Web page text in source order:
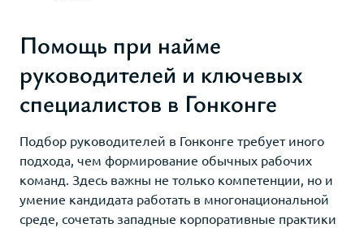
Помощь при найме
руководителей и ключевых
специалистов в Гонконге
Подбор руководителей в Гонконге требует иного
подхода, чем формирование обычных рабочих
команд. Здесь важны не только компетенции, но и
умение кандидата работать в многонациональной
среде, сочетать западные корпоративные практики